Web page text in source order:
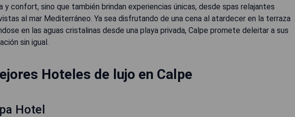
y confort, sino que también brindan experiencias únicas, desde spas relajantes
al mar Mediterráneo. Ya sea disfrutando de una cena al atardecer en la terraza
en las aguas cristalinas desde una playa privada, Calpe promete deleitar a sus
sin igual.
Hoteles de lujo en Calpe
Hotel